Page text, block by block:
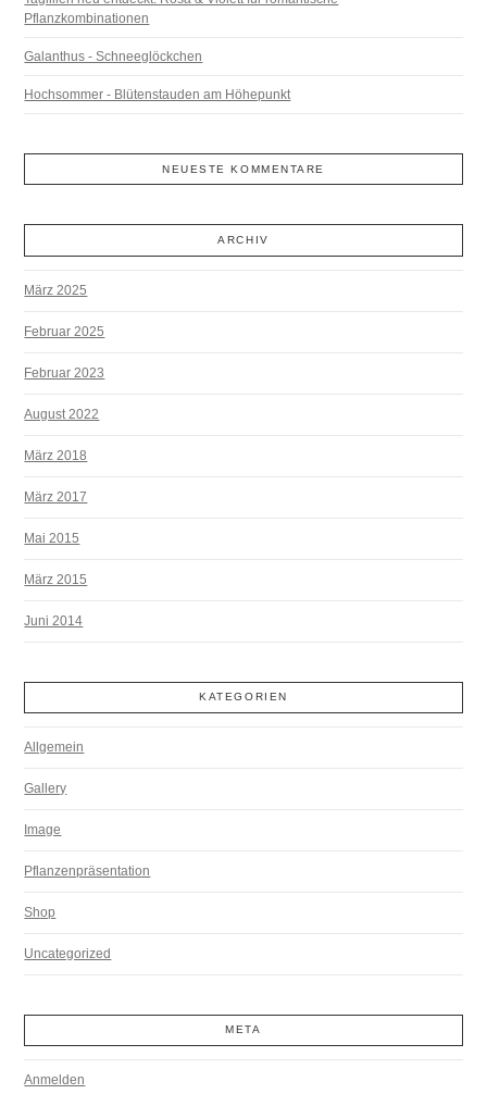
Pflanzkombinationen
Galanthus - Schneeglöckchen
Hochsommer - Blütenstauden am Höhepunkt
NEUESTE KOMMENTARE
ARCHIV
März 2025
Februar 2025
Februar 2023
August 2022
März 2018
März 2017
Mai 2015
März 2015
Juni 2014
KATEGORIEN
Allgemein
Gallery
Image
Pflanzenpräsentation
Shop
Uncategorized
META
Anmelden